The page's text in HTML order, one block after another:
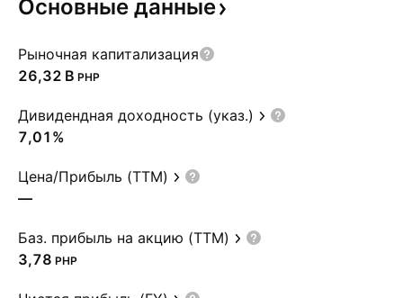
Основные данные
Рыночная капитализация
‪26,32 B‬ PHP
Дивидендная доходность (указ.)
7,01%
Цена/Прибыль (TTM)
—
Баз. прибыль на акцию (TTM)
3,78 PHP